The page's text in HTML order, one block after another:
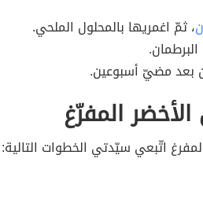
، ثمّ اغمريها بالمحلول الملحي.
بعد مضيّ أسبوعين.
الأخضر المفرّغ
اتّبعي سيّدتي الخطوات التالية: